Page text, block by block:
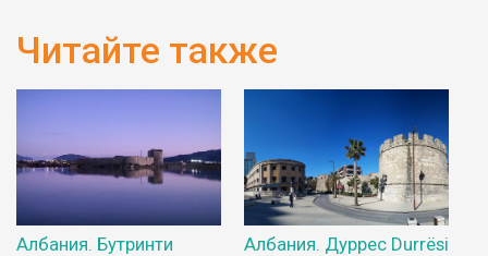
Читайте также
Албания. Бутринти
Албания. Дуррес Durrësi